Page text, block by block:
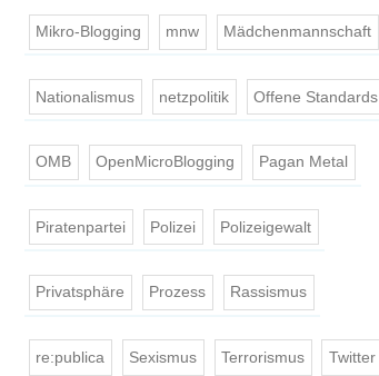
Mikro-Blogging mnw Mädchenmannschaft
Nationalismus netzpolitik Offene Standards
OMB OpenMicroBlogging Pagan Metal
Piratenpartei Polizei Polizeigewalt
Privatsphäre Prozess Rassismus
re:publica Sexismus Terrorismus Twitter